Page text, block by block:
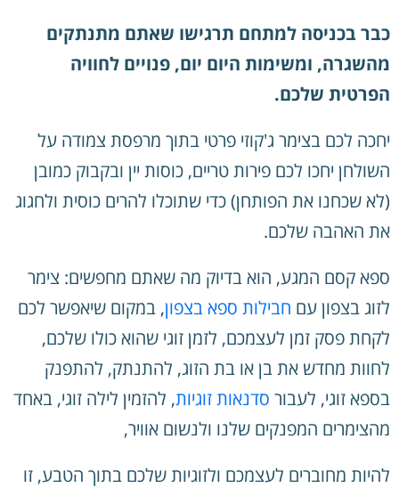
כבר בכניסה למתחם תרגישו שאתם מתנתקים
מהשגרה, ומשימות היום יום, פנויים לחוויה
הפרטית שלכם.
יחכה לכם בצימר ג'קוזי פרטי בתוך מרפסת צמודה על
השולחן יחכו לכם פירות טריים, כוסות יין ובקבוק כמובן
(לא שכחנו את הפותחן) כדי שתוכלו להרים כוסית ולחגוג
את האהבה שלכם.
ספא קסם המגע, הוא בדיוק מה שאתם מחפשים: צימר
לזוג בצפון עם חבילות ספא בצפון, במקום שיאפשר לכם
לקחת פסק זמן לעצמכם, לזמן זוגי שהוא כולו שלכם,
לחוות מחדש את בן או בת הזוג, להתנתק, להתפנק
בספא זוגי, לעבור סדנאות זוגיות, להזמין לילה זוגי, באחד
מהצימרים המפנקים שלנו ולנשום אוויר,
להיות מחוברים לעצמכם ולזוגיות שלכם בתוך הטבע, זו